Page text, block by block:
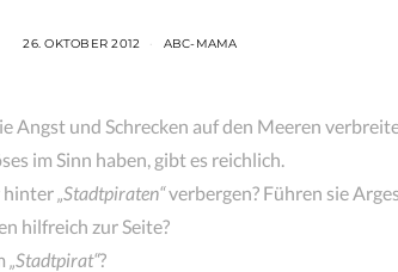
26. OKTOBER 2012 ABC-MAMA
Angst und Schrecken auf den Meeren
im Sinn haben, gibt es reichlich.
hinter„Stadtpiraten“verbergen? Führen sie
hilfreich zur Seite?
„Stadtpirat“?